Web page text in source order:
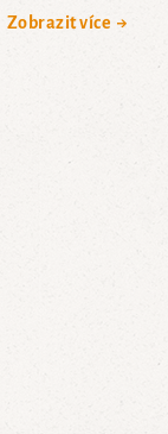
Zobrazit více →